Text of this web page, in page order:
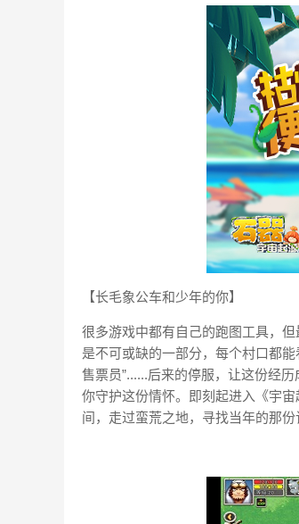
【长毛象公车和少年的你】
很多游戏中都有自己的跑图工具，
是不可或缺的一部分，每个村口都
售票员”......后来的停服，让这份经
你守护这份情怀。即刻起进入《宇
间，走过蛮荒之地，寻找当年的那份